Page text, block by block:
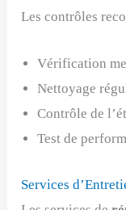
Les contrôles
Vérification
Nettoyage
Contrôle de
Test de
Services